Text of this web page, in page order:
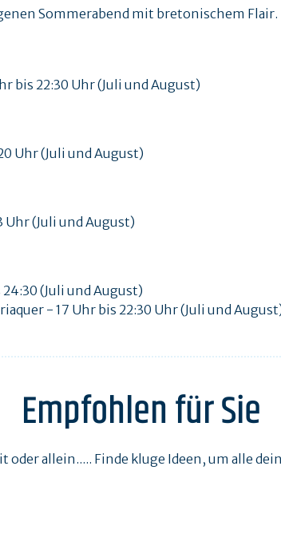
Sommerabend mit bretonischem Flair.
bis 22:30 Uhr (Juli und August)
Uhr (Juli und August)
Uhr (Juli und August)
24:30 (Juli und August)
- 17 Uhr bis 22:30 Uhr (Juli und
Empfohlen für Sie
oder allein..... Finde kluge Ideen, um alle